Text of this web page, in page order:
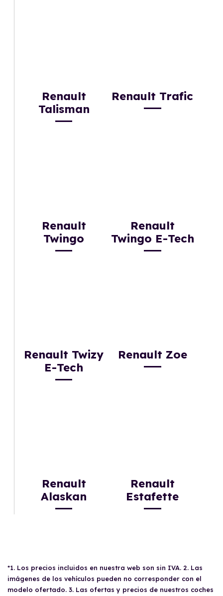
Renault
Talisman
Renault Trafic
Renault
Twingo
Renault
Twingo E-Tech
Renault Twizy
E-Tech
Renault Zoe
Renault
Alaskan
Renault
Estafette
*1. Los precios incluidos en nuestra web son sin IVA. 2. Las
imágenes de los vehículos pueden no corresponder con el
modelo ofertado. 3. Las ofertas y precios de nuestros coches